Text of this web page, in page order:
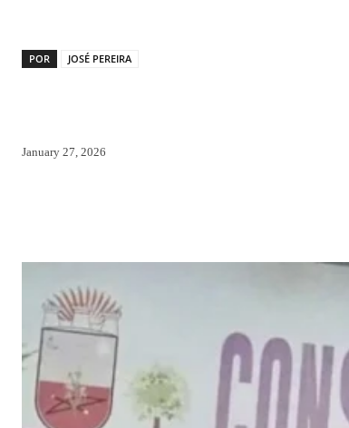
POR JOSÉ PEREIRA
January 27, 2026